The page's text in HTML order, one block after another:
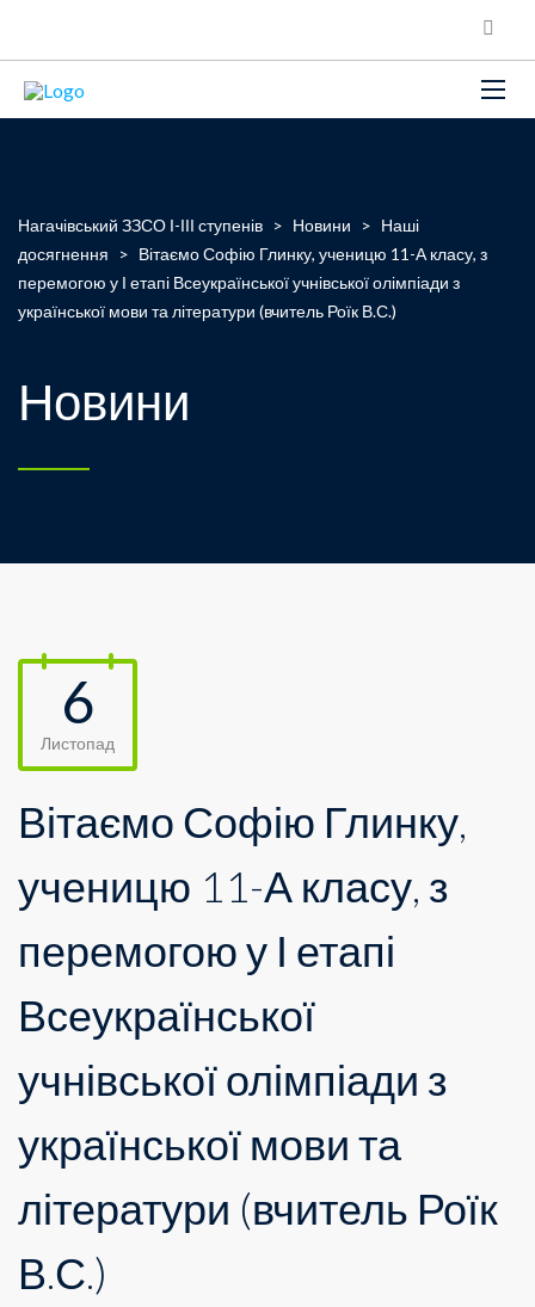
Нагачівський ЗЗСО І-ІІІ ступенів > Новини > Наші
досягнення
> Вітаємо Софію Глинку, ученицю 11-А класу, з
перемогою у І етапі Всеукраїнської учнівської олімпіади з
української мови та літератури (вчитель Роїк В.С.)
Новини
6
Листопад
Вітаємо Софію Глинку,
ученицю 11-А класу, з
перемогою у І етапі
Всеукраїнської
учнівської олімпіади з
української мови та
літератури (вчитель Роїк
В.С.)